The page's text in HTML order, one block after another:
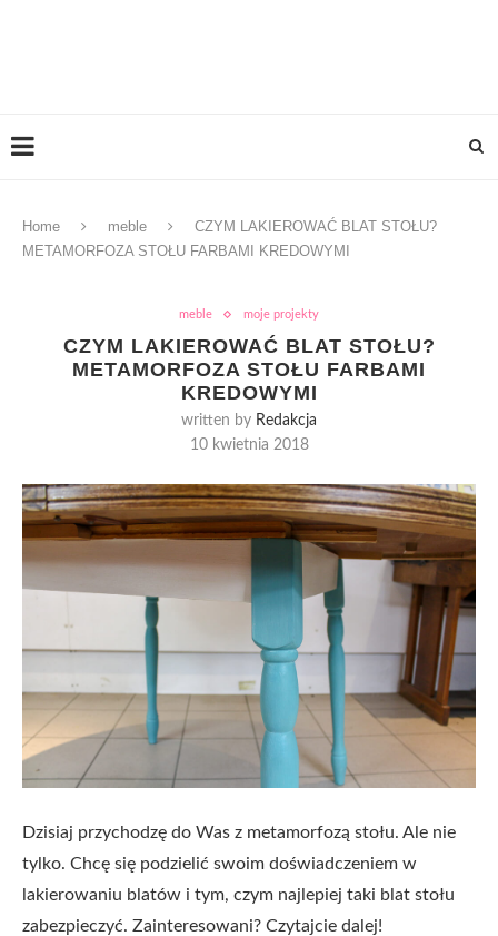
Home meble
CZYM LAKIEROWAĆ BLAT STOŁU?
METAMORFOZA STOŁU FARBAMI KREDOWYMI
meble moje projekty
CZYM LAKIEROWAĆ BLAT STOŁU?
METAMORFOZA STOŁU FARBAMI
KREDOWYMI
written by Redakcja
10 kwietnia 2018
Dzisiaj przychodzę do Was z metamorfozą stołu. Ale nie
tylko. Chcę się podzielić swoim doświadczeniem w
lakierowaniu blatów i tym, czym najlepiej taki blat stołu
zabezpieczyć. Zainteresowani? Czytajcie dalej!